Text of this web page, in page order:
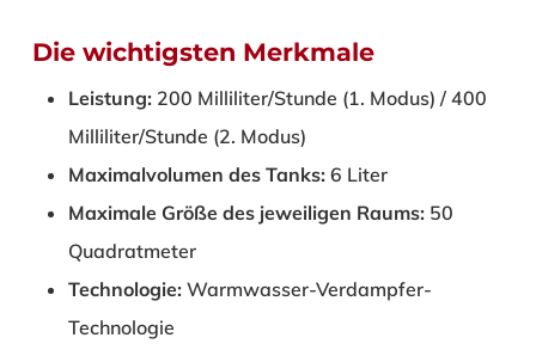
Die wichtigsten Merkmale
Leistung:200 Milliliter/Stunde (1. Modus) / 400
Milliliter/Stunde (2. Modus)
Maximalvolumen des Tanks:6 Liter
Maximale Größe des jeweiligen Raums:50
Quadratmeter
Technologie:Warmwasser-Verdampfer-
Technologie